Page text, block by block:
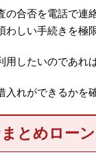
合否を電話で連
わしい手続きを極
用したいのであれ
入れができるかを
とめロー